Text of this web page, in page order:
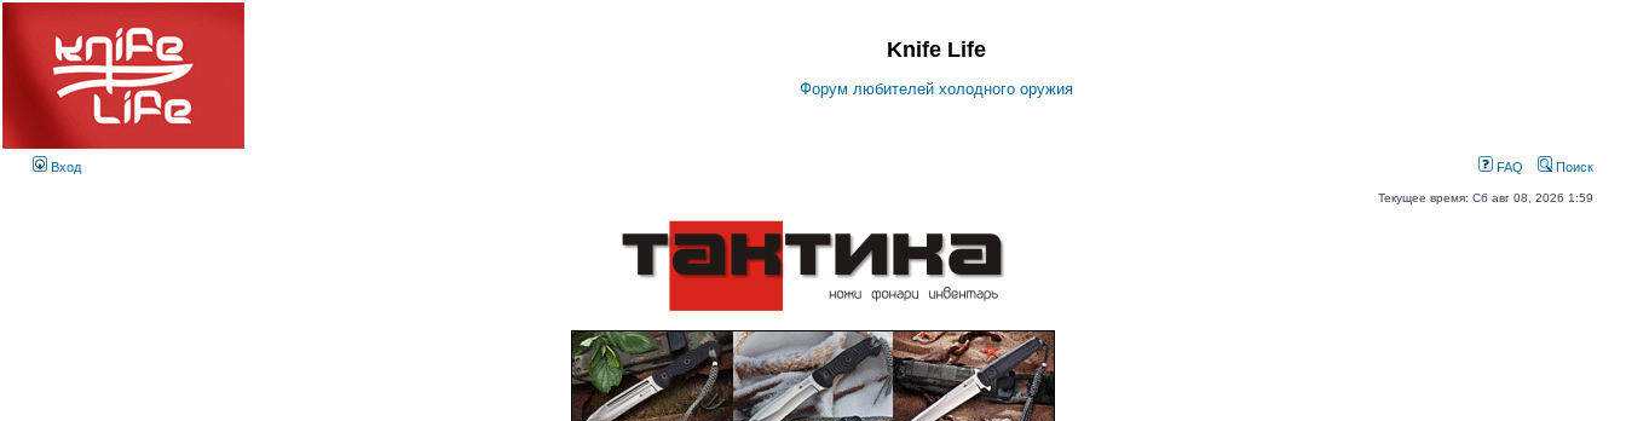
Knife Life
Форум любителей холодного оружия
Вход FAQ Поиск
Текущее время: Сб авг 08, 2026 1:59